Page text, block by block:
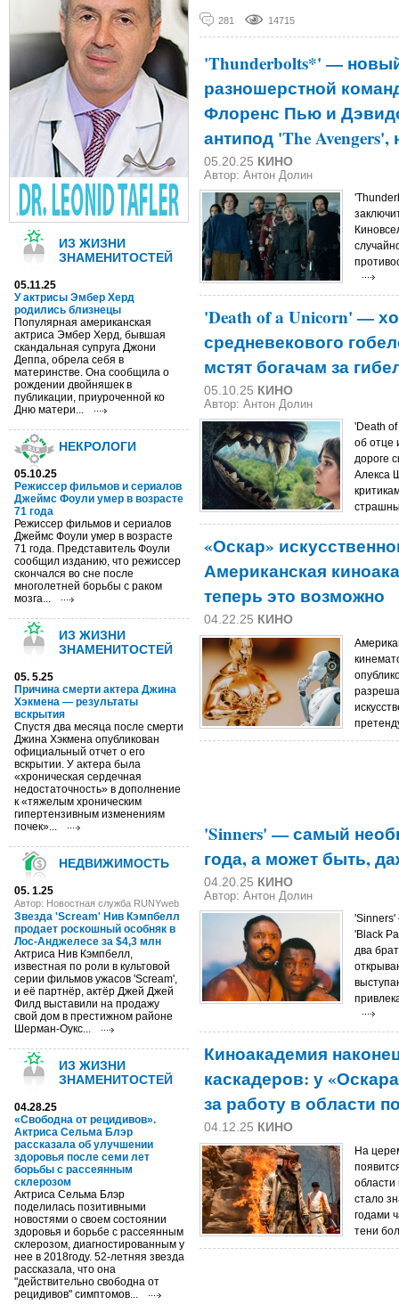
ИЗ ЖИЗНИ
ЗНАМЕНИТОСТЕЙ
05.11.25
У актрисы Эмбер Херд
родились близнецы
Популярная американская
актриса Эмбер Херд, бывшая
скандальная супруга Джони
Деппа, обрела себя в
материнстве. Она сообщила о
рождении двойняшек в
публикации, приуроченной ко
Дню матери...
НЕКРОЛОГИ
05.10.25
Режиссер фильмов и сериалов
Джеймс Фоули умер в возрасте
71 года
Режиссер фильмов и сериалов
Джеймс Фоули умер в возрасте
71 года. Представитель Фоули
сообщил изданию, что режиссер
скончался во сне после
многолетней борьбы с раком
мозга...
ИЗ ЖИЗНИ
ЗНАМЕНИТОСТЕЙ
05. 5.25
Причина смерти актера Джина
Хэкмена — результаты
вскрытия
Спустя два месяца после смерти
Джина Хэкмена опубликован
официальный отчет о его
вскрытии. У актера была
«хроническая сердечная
недостаточность» в дополнение
к «тяжелым хроническим
гипертензивным изменениям
почек»...
НЕДВИЖИМОСТЬ
05. 1.25
Автор: Новостная служба RUNYweb
Звезда 'Scream' Нив Кэмпбелл
продает роскошный особняк в
Лос-Анджелесе за $4,3 млн
Актриса Нив Кэмпбелл,
известная по роли в культовой
серии фильмов ужасов 'Scream',
и её партнёр, актёр Джей Джей
Филд выставили на продажу
свой дом в престижном районе
Шерман-Оукс...
ИЗ ЖИЗНИ
ЗНАМЕНИТОСТЕЙ
04.28.25
«Свободна от рецидивов».
Актриса Сельма Блэр
рассказала об улучшении
здоровья после семи лет
борьбы с рассеянным
склерозом
Актриса Сельма Блэр
поделилась позитивными
новостями о своем состоянии
здоровья и борьбе с рассеянным
склерозом, диагностированным у
нее в 2018году. 52-летняя звезда
рассказала, что она
"действительно свободна от
рецидивов" симптомов...
281 14715
'Thunderbolts*' —
разношерстной
Флоренс Пью и
антипод 'The
05.20.25 КИНО
Автор: Антон Долин
'Death of a Unicorn' —
средневекового
мстят богачам за
05.10.25 КИНО
Автор: Антон Долин
'Death
об отце
дороге
Алекса
«Оскар»
Американская
теперь это возможно
04.22.25 КИНО
'Sinners' — самый
года, а может быть,
04.20.25 КИНО
Автор: Антон Долин
'Sinners'
'Black
два
Киноакадемия
каскадеров: у
за работу в области
04.12.25 КИНО
На
стало
годами
тени